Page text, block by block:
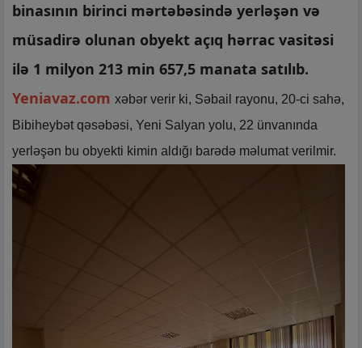
binasının birinci mərtəbəsində yerləşən və
müsadirə olunan obyekt açıq hərrac vasitəsi
ilə 1 milyon 213 min 657,5 manata satılıb.
Yeniavaz.com xəbər verir ki, Səbail rayonu, 20-ci sahə,
Bibiheybət qəsəbəsi, Yeni Salyan yolu, 22 ünvanında
yerləşən bu obyekti kimin aldığı barədə məlumat verilmir.